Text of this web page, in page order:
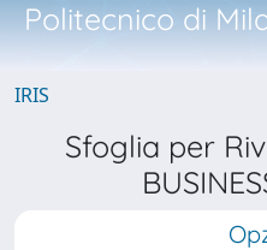
Politecnico di
IRIS
Sfoglia per